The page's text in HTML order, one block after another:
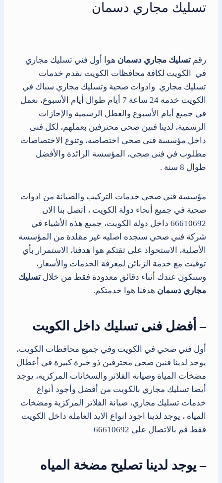
تسليك مجاري دسمان
رقم تسليك مجاري دسمان هوا أول فني تسليك مجاري
في الكويت لكافة محافظات الكويت نقدم خدمات
تسليك مجاري وادوات صحية وتسليك مجاري سباك في
الكويت خدمة 24 ساعة 7 أيام طوال أيام الأسبوع، نعمل
في جميع أيام الأسبوع والعطل الرسمية والإجازات
الرسمية، لدينا فنين صحى محترفين بعملهم، لكل فنى
داخل مؤسسة فنى صحى اختصاصه، وتنوع الاختصاصات
مطلوب في فنى صحى، المؤسسة الرائدة والأفضل
طوال 8 سنة .
مؤسسة فني صحى خدمات التركيب والصيانة من ادوات
صحية في جميع أنحاء دولة الكويت ، اتصل بنا الان
66610692 داخل دولة الكويت، جميع هذه الأشياء في
شركة فني صحي ستجده اصليه غير مقلدة من المؤسسة
الأصلية، الاستحواذ على ثقتكم هوا هدفنا، الاستمرار بأي
توقيت مع خدمة الزبائن لمعرفة الخدمات والأسعار،
وسنكون عندك أثناء دقائق معدودة فقط من خلال تسليك
مجاري دسمان هدفنا هوا خدمتكم.
– أفضل فنى تسليك داخل الكويت
أول فني صحي في الكويت وفي جميع محافظات الكويت،
يوجد لدينا فنين صحى محترفين ذو خبرة كبيرة في أعطال
مضخات المياة وصيانة الفلاتر والسخانات المركزية، يوجد
أيضا تسليك مجاري بالكويت من أفضل وأجود أنواع
خدمات تسليك مجاري، صيانة الفلاتر المركزية ومضخات
المياة ، يوجد لدينا اجود انواع الايد العاملة داخل الكويت
فقط قم بالاتصال على 66610692
– يوجد لدينا تصليح مضخة المياه